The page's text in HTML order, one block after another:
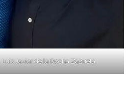
Javier de la Rocha Zazueta.